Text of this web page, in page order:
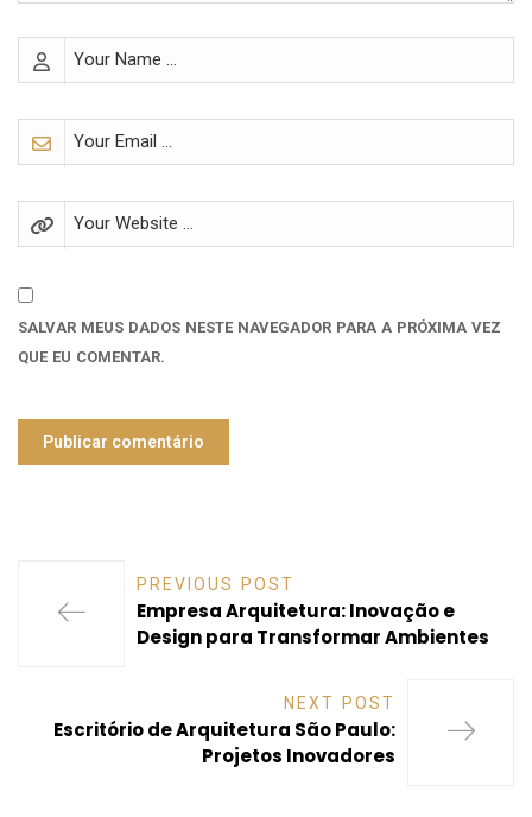
SALVAR MEUS DADOS NESTE NAVEGADOR PARA A PRÓXIMA VEZ
QUE EU COMENTAR.
PREVIOUS POST
Empresa Arquitetura: Inovação e
Design para Transformar Ambientes
NEXT POST
Escritório de Arquitetura São Paulo:
Projetos Inovadores